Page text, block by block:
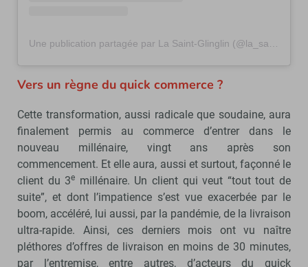
Vers un règne du quick commerce ?
Cette transformation, aussi radicale que soudaine, aura
finalement permis au commerce d’entrer dans le
nouveau millénaire, vingt ans après son
commencement. Et elle aura, aussi et surtout, façonné le
client du 3e millénaire. Un client qui veut “tout tout de
suite”, et dont l’impatience s’est vue exacerbée par le
boom, accéléré, lui aussi, par la pandémie, de la livraison
ultra-rapide. Ainsi, ces derniers mois ont vu naître
pléthores d’offres de livraison en moins de 30 minutes,
par l’entremise, entre autres, d’acteurs du quick